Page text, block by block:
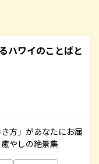
ハワイのことばと
方」があなたにお届
やしの絶景集